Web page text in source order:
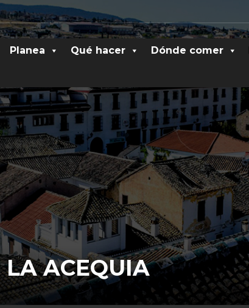
Planea Qué hacer Dónde comer
LA ACEQUIA